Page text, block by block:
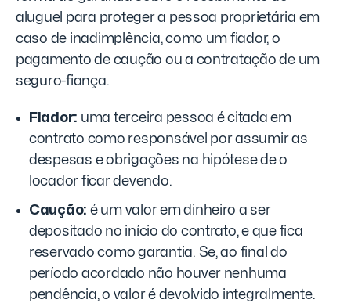
aluguel para proteger a pessoa proprietária em
caso de inadimplência, como um fiador, o
pagamento de caução ou a contratação de um
seguro-fiança.
Fiador: uma terceira pessoa é citada em
contrato como responsável por assumir as
despesas e obrigações na hipótese de o
locador ficar devendo.
Caução: é um valor em dinheiro a ser
depositado no início do contrato, e que fica
reservado como garantia. Se, ao final do
período acordado não houver nenhuma
pendência, o valor é devolvido integralmente.